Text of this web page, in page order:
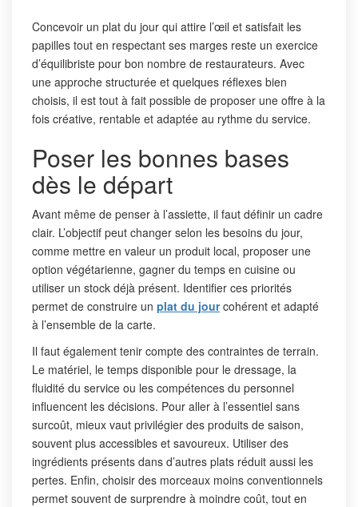
Concevoir un plat du jour qui attire l’œil et satisfait les
papilles tout en respectant ses marges reste un exercice
d’équilibriste pour bon nombre de restaurateurs. Avec
une approche structurée et quelques réflexes bien
choisis, il est tout à fait possible de proposer une offre à la
fois créative, rentable et adaptée au rythme du service.
Poser les bonnes bases
dès le départ
Avant même de penser à l’assiette, il faut définir un cadre
clair. L’objectif peut changer selon les besoins du jour,
comme mettre en valeur un produit local, proposer une
option végétarienne, gagner du temps en cuisine ou
utiliser un stock déjà présent. Identifier ces priorités
permet de construire un plat du jourcohérent et adapté
à l’ensemble de la carte.
Il faut également tenir compte des contraintes de terrain.
Le matériel, le temps disponible pour le dressage, la
fluidité du service ou les compétences du personnel
influencent les décisions. Pour aller à l’essentiel sans
surcoût, mieux vaut privilégier des produits de saison,
souvent plus accessibles et savoureux. Utiliser des
ingrédients présents dans d’autres plats réduit aussi les
pertes. Enfin, choisir des morceaux moins conventionnels
permet souvent de surprendre à moindre coût, tout en